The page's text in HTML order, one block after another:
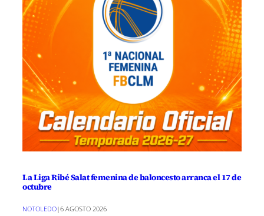
La Liga Ribé Salat femenina de baloncesto arranca el 17 de
octubre
NOTOLEDO|6 AGOSTO 2026